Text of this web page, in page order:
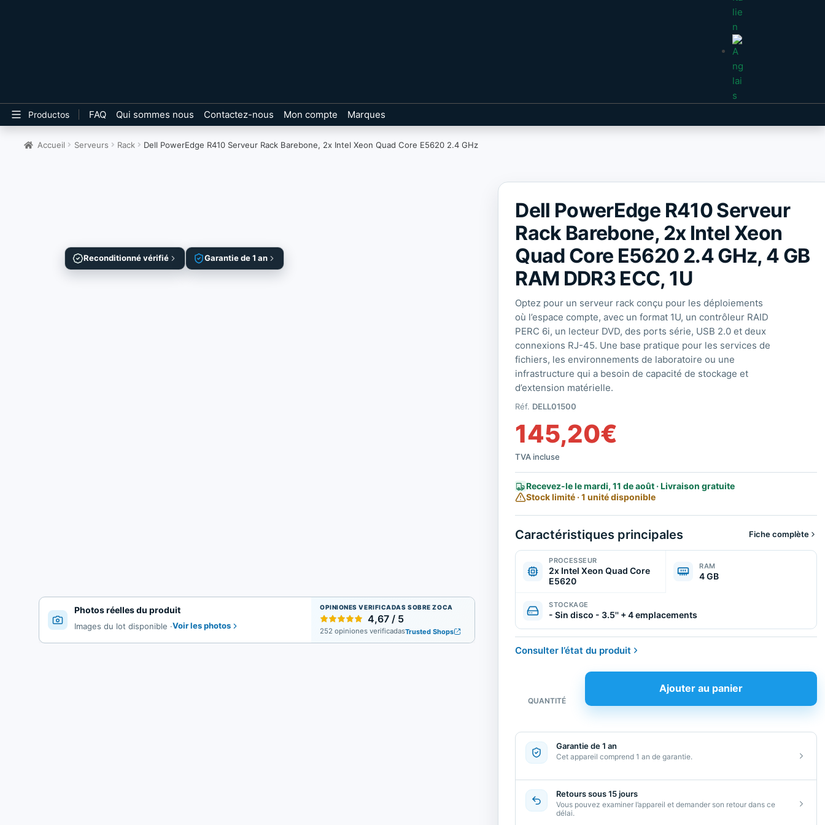
Productos FAQ Qui sommes nous Contactez-nous Mon compte Marques
Accueil Serveurs Rack Dell PowerEdge R410 Serveur Rack Barebone, 2x Intel Xeon Quad Core E5620 2.4 GHz
Reconditionné vérifié Garantie de 1 an
Photos réelles du produit
Images du lot disponible ·Voir les photos
OPINIONES VERIFICADAS SOBRE ZOCA
4,67 / 5
252 opiniones verificadasTrusted Shops
Dell PowerEdge R410 Serveur
Rack Barebone, 2x Intel Xeon
Quad Core E5620 2.4 GHz, 4 GB
RAM DDR3 ECC, 1U
Optez pour un serveur rack conçu pour les déploiements
où l’espace compte, avec un format 1U, un contrôleur RAID
PERC 6i, un lecteur DVD, des ports série, USB 2.0 et deux
connexions RJ-45. Une base pratique pour les services de
fichiers, les environnements de laboratoire ou une
infrastructure qui a besoin de capacité de stockage et
d’extension matérielle.
Réf. DELL01500
145,20€
TVA incluse
Recevez-le le mardi, 11 de août · Livraison gratuite
Stock limité · 1 unité disponible
Caractéristiques principales Fiche complète
PROCESSEUR
2x Intel Xeon Quad Core
E5620
RAM
4 GB
STOCKAGE
- Sin disco - 3.5'' + 4 emplacements
Consulter l’état du produit
QUANTITÉ
quantité
Dell
PowerEdge
R410-
Rack
Ajouter au panier
Garantie de 1 an
Cet appareil comprend 1 an de garantie.
Retours sous 15 jours
Vous pouvez examiner l’appareil et demander son retour dans ce
délai.